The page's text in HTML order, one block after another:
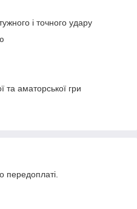
і точного удару
та аматорської гри
передоплаті.